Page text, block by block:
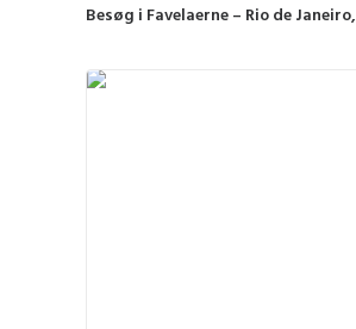
Besøg i Favelaerne – Rio de